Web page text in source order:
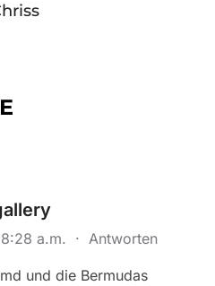
a.m. · Antworten
und die Bermudas